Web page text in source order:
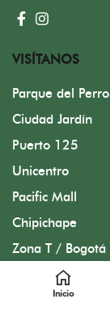
VISÍTANOS
Parque del Perro
Ciudad Jardín
Puerto 125
Unicentro
Pacific Mall
Chipichape
Zona T / Bogotá
Inicio